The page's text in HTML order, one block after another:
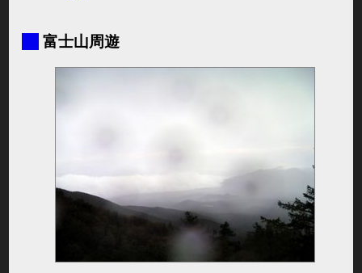
富士山周遊